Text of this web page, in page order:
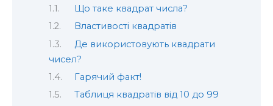
Що таке квадрат числа?
Властивості квадратів
Де використовують квадрати
чисел?
Гарячий факт!
Таблиця квадратів від 10 до 99